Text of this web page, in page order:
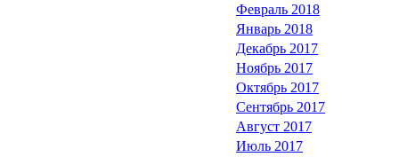
Февраль 2018
Январь 2018
Декабрь 2017
Ноябрь 2017
Октябрь 2017
Сентябрь 2017
Август 2017
Июль 2017